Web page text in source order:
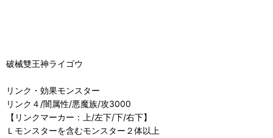
破械雙王神ライゴウ
リンク・効果モンスター
リンク４/闇属性/悪魔族/攻3000
【リンクマーカー：上/左下/下/右下】
Ｌモンスターを含むモンスター２体以上